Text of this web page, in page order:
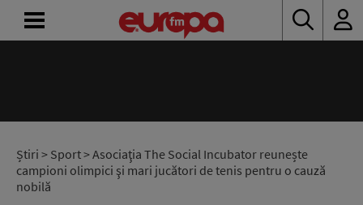
Știri > Sport> Asociaţia The Social Incubator reunește
campioni olimpici şi mari jucători de tenis pentru o cauză
nobilă
RADIO
CONCURSURI